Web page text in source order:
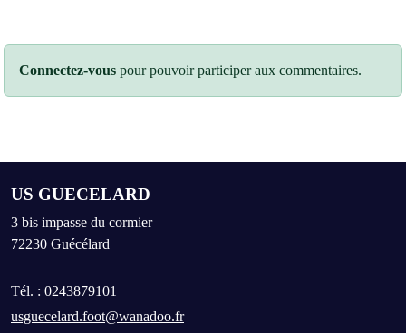
Connectez-vous pour pouvoir participer aux commentaires.
US GUECELARD
3 bis impasse du cormier
72230 Guécélard
Tél. : 0243879101
usguecelard.foot@wanadoo.fr